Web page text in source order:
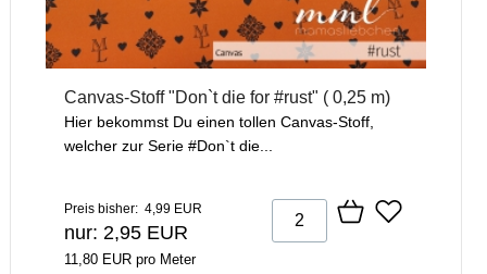
Canvas-Stoff "Don`t die for #rust" ( 0,25 m)
Hier bekommst Du einen tollen Canvas-Stoff,
welcher zur Serie #Don`t die...
Preis bisher: 4,99 EUR
nur: 2,95 EUR
11,80 EUR pro Meter